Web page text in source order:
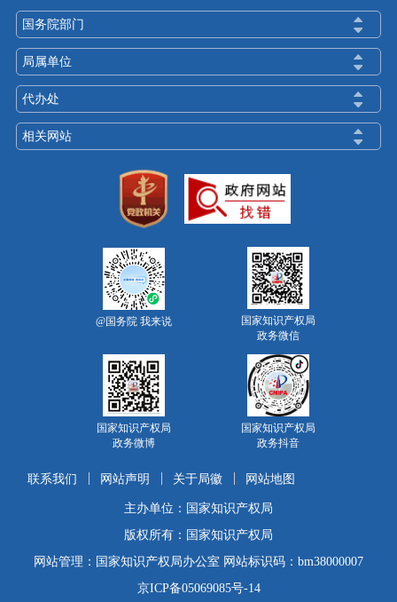
国务院部门
局属单位
代办处
相关网站
@国务院 我来说
国家知识产权局
政务微信
国家知识产权局
政务微博
国家知识产权局
政务抖音
联系我们 网站声明 关于局徽 网站地图
主办单位：国家知识产权局
版权所有：国家知识产权局
网站管理：国家知识产权局办公室 网站标识码：bm38000007
京ICP备05069085号-14